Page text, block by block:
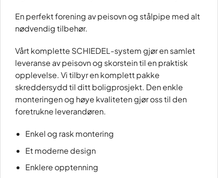
En perfekt forening av peisovn og stålpipe med alt
nødvendig tilbehør.
Vårt komplette SCHIEDEL-system gjør en samlet
leveranse av peisovn og skorstein til en praktisk
opplevelse. Vi tilbyr en komplett pakke
skreddersydd til ditt boligprosjekt. Den enkle
monteringen og høye kvaliteten gjør oss til den
foretrukne leverandøren.
Enkel og rask montering
Et moderne design
Enklere opptenning